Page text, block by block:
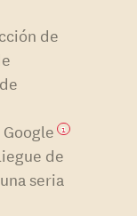
de
Google 1
de
seria